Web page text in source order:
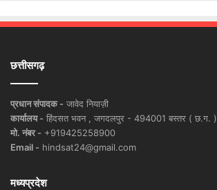
छत्तीसगढ़
प्रधान संपादक - जावेद नियाज़ी
कार्यालय - हिंदसत भवन , जगदलपुर - 494001 बस्तर ( छ.ग. )
मो. नंबर - +919425258900
Email - hindsat24@gmail.com
मध्यप्रदेश